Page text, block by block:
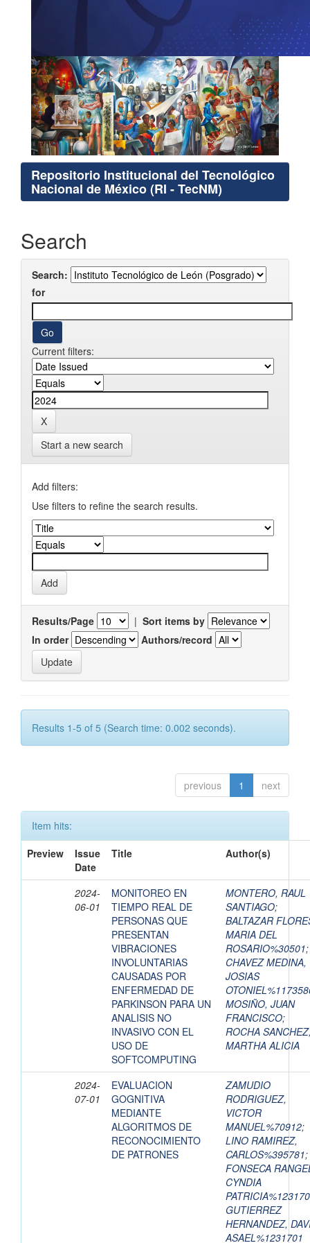
Repositorio Institucional del Tecnológico
Nacional de México (RI - TecNM)
Search
Search:
for
Current filters:
Start a new search
Add filters:
Use filters to refine the search results.
Results/Page | Sort items by
In order
Authors/record
Results 1-5 of 5 (Search time: 0.002 seconds).
previous 1 next
Item hits:
Preview
Issue
Date
Title Author(s)
2024-
06-01
MONITOREO EN
TIEMPO REAL DE
PERSONAS QUE
PRESENTAN
VIBRACIONES
INVOLUNTARIAS
CAUSADAS POR
ENFERMEDAD DE
PARKINSON PARA UN
ANALISIS NO
INVASIVO CON EL
USO DE
SOFTCOMPUTING
MONTERO, RAUL
SANTIAGO;
BALTAZAR
MARIA DEL
ROSARIO%30501;
CHAVEZ MEDINA,
JOSIAS
MOSIÑO, JUAN
FRANCISCO;
ROCHA
MARTHA ALICIA
2024-
07-01
EVALUACION
GOGNITIVA
MEDIANTE
ALGORITMOS DE
RECONOCIMIENTO
DE PATRONES
ZAMUDIO
RODRIGUEZ,
VICTOR
MANUEL%70912;
LINO RAMIREZ,
CARLOS%395781;
FONSECA
CYNDIA
GUTIERREZ
HERNANDEZ,
ASAEL%1231701